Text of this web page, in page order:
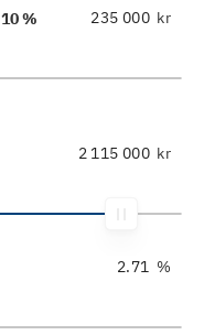
10 % kr
kr
%